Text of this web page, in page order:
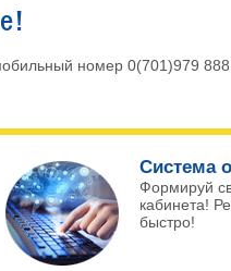
номер 0(701)979
Система
Формируй
кабинета!
быстро!